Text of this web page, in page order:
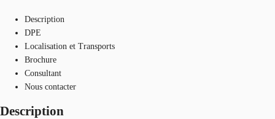
Description
DPE
Localisation et Transports
Brochure
Consultant
Nous contacter
Description